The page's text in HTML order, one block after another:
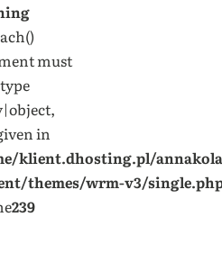
must
in
klient.dhosting.pl/
themes/wrm-v3/
239